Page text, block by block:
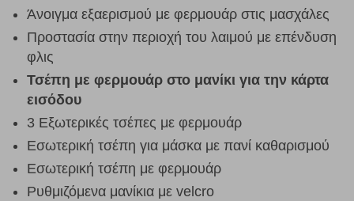
Άνοιγμα εξαερισμού με φερμουάρ στις μασχάλες
Προστασία στην περιοχή του λαιμού με επένδυση
φλις
Τσέπη με φερμουάρ στο μανίκι για την κάρτα
εισόδου
3 Εξωτερικές τσέπες με φερμουάρ
Εσωτερική τσέπη για μάσκα με πανί καθαρισμού
Εσωτερική τσέπη με φερμουάρ
Ρυθμιζόμενα μανίκια με velcro